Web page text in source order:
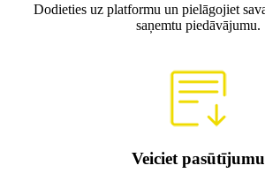
Dodieties uz platformu un pielāgojiet
saņemtu piedāvājumu.
Veiciet pasūtījumu